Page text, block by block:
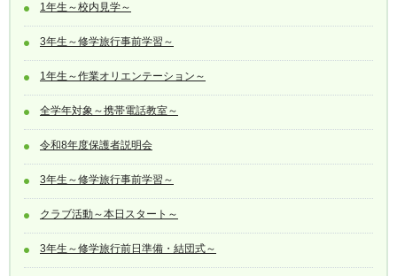
1年生～校内見学～
3年生～修学旅行事前学習～
1年生～作業オリエンテーション～
全学年対象～携帯電話教室～
令和8年度保護者説明会
3年生～修学旅行事前学習～
クラブ活動～本日スタート～
3年生～修学旅行前日準備・結団式～